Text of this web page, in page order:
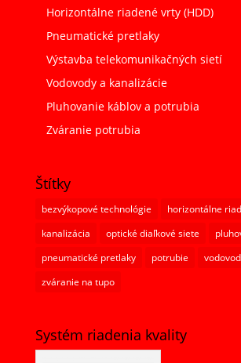
Horizontálne riadené vrty (HDD)
Pneumatické pretlaky
Výstavba telekomunikačných sietí
Vodovody a kanalizácie
Pluhovanie káblov a potrubia
Zváranie potrubia
Štítky
bezvýkopové technológie
horizontálne
kanalizácia
optické diaľkové siete
pneumatické pretlaky
potrubie
vodovod
zváranie na tupo
Systém riadenia kvality